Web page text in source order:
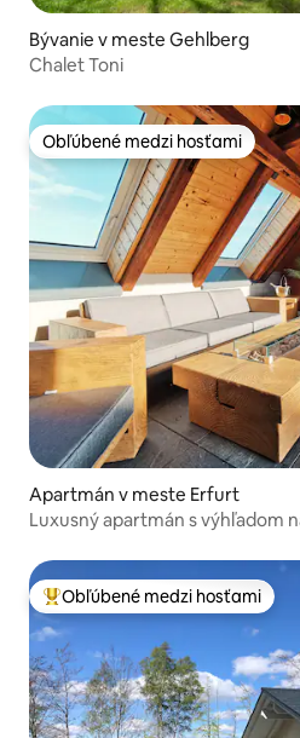
Bývanie v meste Gehlberg
Chalet Toni
Obľúbené medzi hosťami
Obľúbené medzi hosťami
Apartmán v meste Erfurt
Luxusný apartmán s výhľadom
Najobľúbenejšie medzi hosťami
Obľúbené medzi hosťami